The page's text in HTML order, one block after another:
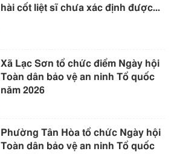
hài cốt liệt sĩ chưa xác định được...
Xã Lạc Sơn tổ chức điểm Ngày hội
Toàn dân bảo vệ an ninh Tổ quốc
năm 2026
Phường Tân Hòa tổ chức Ngày hội
Toàn dân bảo vệ an ninh Tổ quốc